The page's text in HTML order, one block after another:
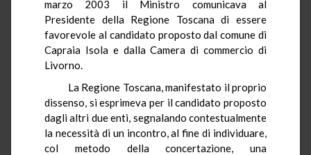
marzo 2003 il Ministro comunicava al
Presidente della Regione Toscana di essere
favorevole al candidato proposto dal comune di
Capraia Isola e dalla Camera di commercio di
Livorno.
La Regione Toscana, manifestato il proprio
dissenso, si esprimeva per il candidato proposto
dagli altri due enti, segnalando contestualmente
la necessità di un incontro, al fine di individuare,
col metodo della concertazione, una